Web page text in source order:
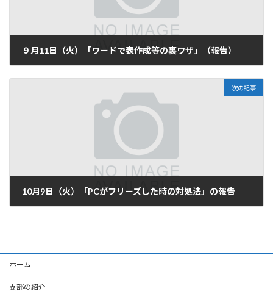
９月11日（火）「ワードで表作成等の裏ワザ」（報告）
次の記事
10月9日（火）「PCがフリーズした時の対処法」の報告
ホーム
支部の紹介